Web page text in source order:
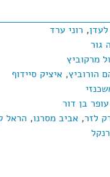
לעדן, רוני ערד
גור
מרקוביץ
הורוביץ, איציק סיידוף
עופר בן דור
לזר, אביב מסרנו, הראל